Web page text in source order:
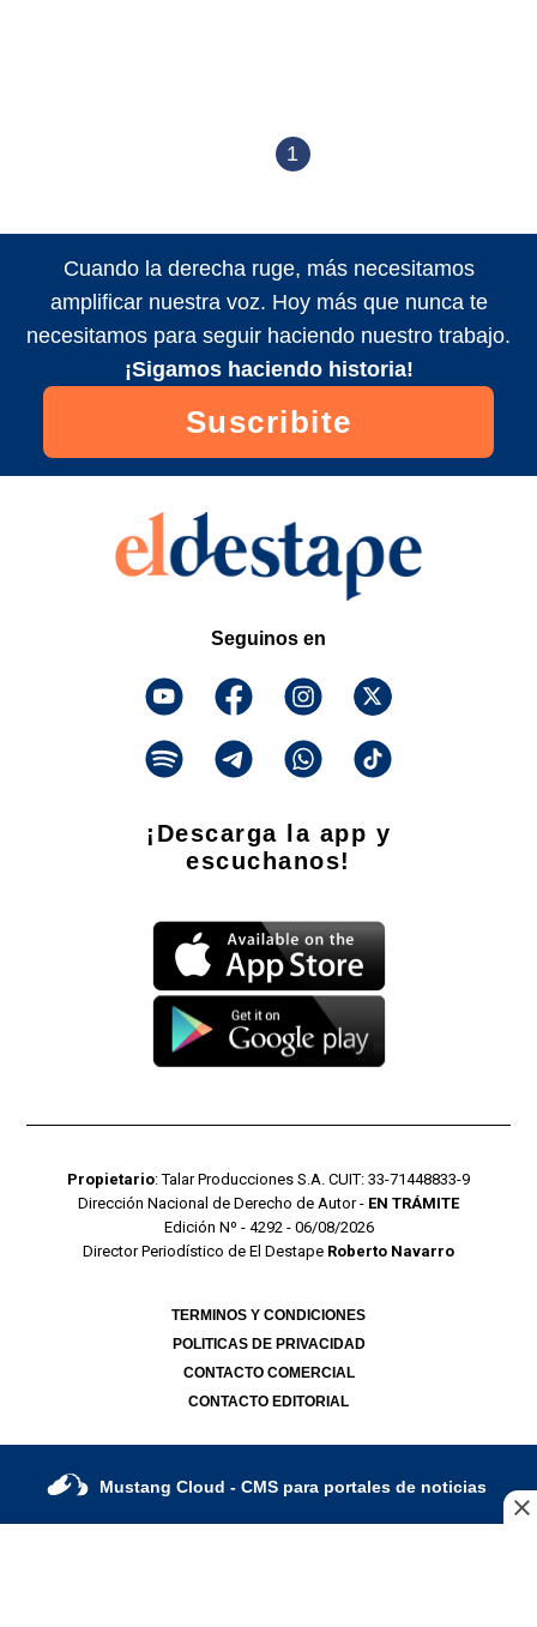
1
Cuando la derecha ruge, más necesitamos
amplificar nuestra voz. Hoy más que nunca te
necesitamos para seguir haciendo nuestro trabajo.
¡Sigamos haciendo historia!
Suscribite
Seguinos en
¡Descarga la app y
escuchanos!
Propietario: Talar Producciones S.A. CUIT: 33-71448833-9
Dirección Nacional de Derecho de Autor - EN TRÁMITE
Edición Nº - 4292 - 06/08/2026
Director Periodístico de El Destape Roberto Navarro
TERMINOS Y CONDICIONES
POLITICAS DE PRIVACIDAD
CONTACTO COMERCIAL
CONTACTO EDITORIAL
Mustang Cloud - CMS para portales de noticias